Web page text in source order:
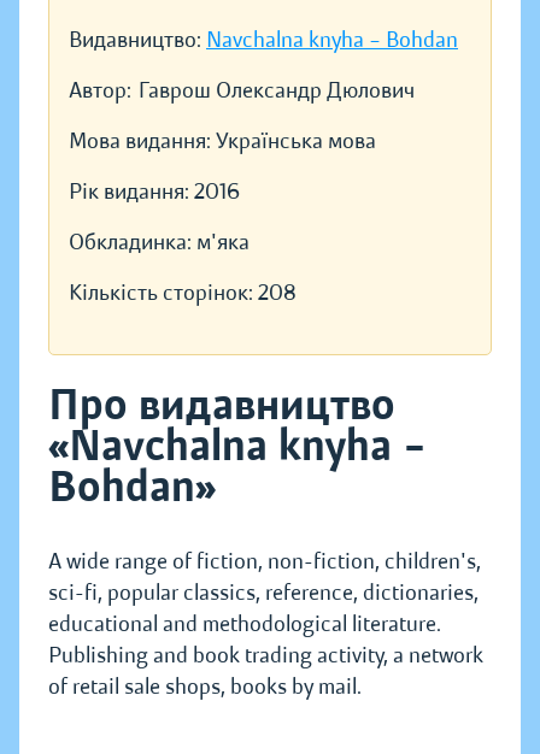
Видавництво: Navchalna knyha – Bohdan
Автор: Гаврош Олександр Дюлович
Мова видання: Українська мова
Рік видання: 2016
Обкладинка: м'яка
Кількість сторінок: 208
Про видавництво
«Navchalna knyha –
Bohdan»
A wide range of fiction, non-fiction, children's,
sci-fi, popular classics, reference, dictionaries,
educational and methodological literature.
Publishing and book trading activity, a network
of retail sale shops, books by mail.